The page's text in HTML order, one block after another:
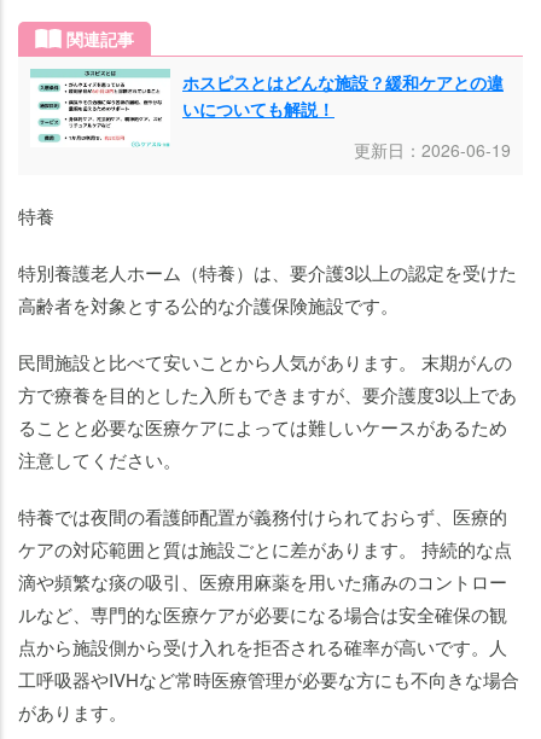
関連記事
ホスピスとはどんな施設？緩和ケアとの違
いについても解説！
更新日：2026-06-19
特養
特別養護老人ホーム（特養）は、要介護3以上の認定を受けた
高齢者を対象とする公的な介護保険施設です。
民間施設と比べて安いことから人気があります。 末期がんの
方で療養を目的とした入所もできますが、要介護度3以上であ
ることと必要な医療ケアによっては難しいケースがあるため
注意してください。
特養では夜間の看護師配置が義務付けられておらず、医療的
ケアの対応範囲と質は施設ごとに差があります。 持続的な点
滴や頻繁な痰の吸引、医療用麻薬を用いた痛みのコントロー
ルなど、専門的な医療ケアが必要になる場合は安全確保の観
点から施設側から受け入れを拒否される確率が高いです。人
工呼吸器やIVHなど常時医療管理が必要な方にも不向きな場合
があります。